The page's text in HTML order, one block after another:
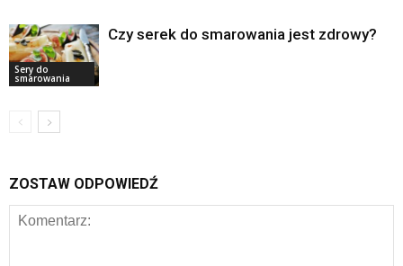
Sery do
smarowania
Czy serek do smarowania jest zdrowy?
ZOSTAW ODPOWIEDŹ